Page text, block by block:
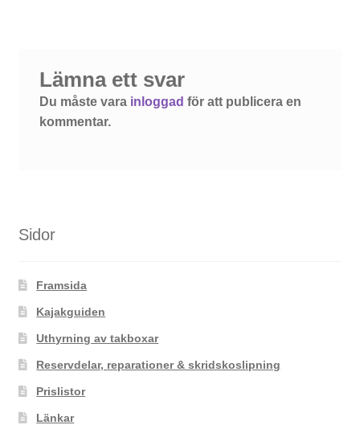
Lämna ett svar
Du måste vara inloggad för att publicera en
kommentar.
Sidor
Framsida
Kajakguiden
Uthyrning av takboxar
Reservdelar, reparationer & skridskoslipning
Prislistor
Länkar